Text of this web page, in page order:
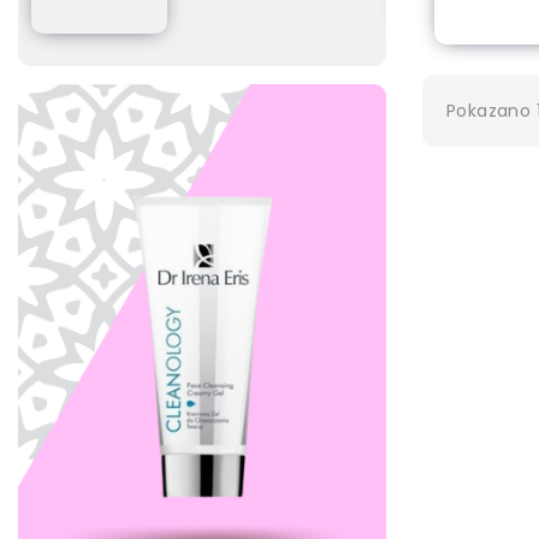
Pokazano